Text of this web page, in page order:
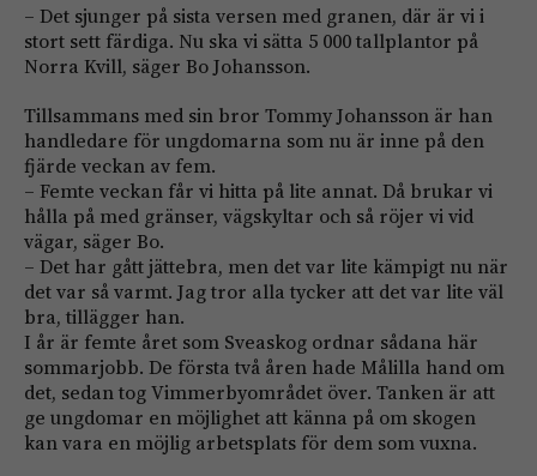
– Det sjunger på sista versen med granen, där är vi i
stort sett färdiga. Nu ska vi sätta 5 000 tallplantor på
Norra Kvill, säger Bo Johansson.
Tillsammans med sin bror Tommy Johansson är han
handledare för ungdomarna som nu är inne på den
fjärde veckan av fem.
– Femte veckan får vi hitta på lite annat. Då brukar vi
hålla på med gränser, vägskyltar och så röjer vi vid
vägar, säger Bo.
– Det har gått jättebra, men det var lite kämpigt nu när
det var så varmt. Jag tror alla tycker att det var lite väl
bra, tillägger han.
I år är femte året som Sveaskog ordnar sådana här
sommarjobb. De första två åren hade Målilla hand om
det, sedan tog Vimmerbyområdet över. Tanken är att
ge ungdomar en möjlighet att känna på om skogen
kan vara en möjlig arbetsplats för dem som vuxna.